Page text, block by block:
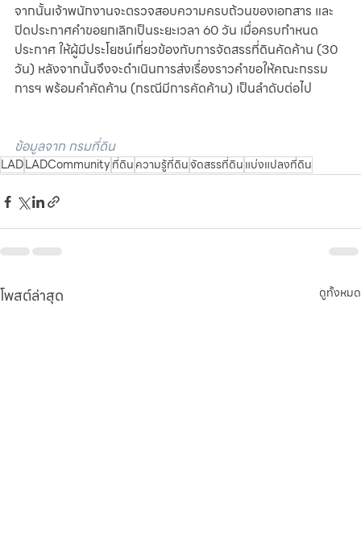
จากนั้นเจ้าพนักงานจะตรวจสอบความครบถ้วนของเอกสาร และ
ปิดประกาศคำขอยกเลิกเป็นระยะเวลา 60 วัน เมื่อครบกำหนด
ประกาศ ให้ผู้มีประโยชน์เกี่ยวข้องกับการจัดสรรที่ดินคัดค้าน (30
วัน) หลังจากนั้นจึงจะดำเนินการส่งเรื่องราวคำขอให้คณะกรรม
การฯ พร้อมคำคัดค้าน (กรณีมีการคัดค้าน) เป็นลำดับต่อไป
ข้อมูลจาก กรมที่ดิน
LADLADCommunityที่ดินความรู้ที่ดินจัดสรรที่ดินแบ่งแปลงที่ดิน
โพสต์ล่าสุด ดูทั้งหมด